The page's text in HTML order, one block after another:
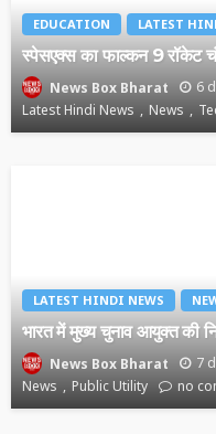
EDUCATION LATEST
स्पेसएक्स का फाल्कन 9 रॉकेट
News Box Bharat 6
Latest Hindi News
News
LATEST HINDI NEWS
भारत में मुख्य चुनाव आयुक्त की
News Box Bharat 7
News
Public Utility no